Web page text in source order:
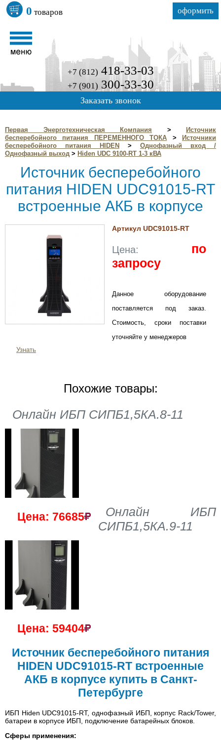
0 товаров оформить
+7 (812) 418-33-03
+7 (901) 300-33-30
Заказать звонок
Первая Энерготехническая Компания >
Источник
бесперебойного питания ПЕРЕМЕННОГО ТОКА >
Источники
бесперебойного питания HIDEN
> Однофазный вход /
Однофазный выход > Hiden UDC 9100-RT 1-3 кВА
Источник бесперебойного
питания HIDEN UDC91015-RT
встроенные АКБ в корпусе
Артикул UDC91015-RT
Цена: по
запросу
Данное оборудование
поставляется под заказ.
Стоимость, сроки поставки
уточняйте у менеджеров
Узнать
Похожие товары:
Онлайн ИБП СИПБ1,5КА.8-11
Цена: 76685
Онлайн ИБП
СИПБ1,5КА.9-11
Цена: 59404
Источник бесперебойного питания
HIDEN UDC91015-RT встроенные
АКБ в корпусе купить в Санкт-
Петербурге
ИБП Hiden UDC91015-RT, однофазный ИБП, корпус Rack/Tower,
батареи в корпусе ИБП, подключение батарейных блоков.
Сферы применения: